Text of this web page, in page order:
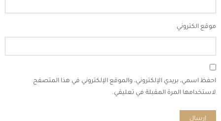
موقع الكتروني
احفظ اسمي، بريدي الإلكتروني، والموقع الإلكتروني في هذا المتصفح
لاستخدامها المرة المقبلة في تعليقي.